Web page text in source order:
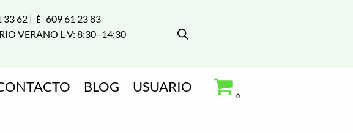
33 62 | 📱 609 61 23 83
VERANO L-V: 8:30–14:30
BLOG USUARIO
0